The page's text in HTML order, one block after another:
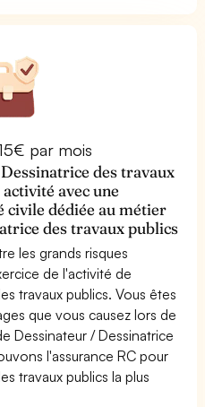
par mois
des travaux
avec une
civile dédiée au métier
des travaux publics
les grands risques
de l'activité de
travaux publics. Vous êtes
que vous causez lors de
Dessinateur / Dessinatrice
l'assurance RC pour
travaux publics la plus